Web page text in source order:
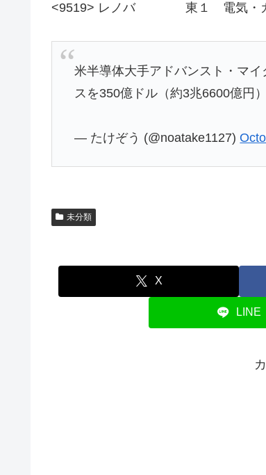
<9519> レノバ 東１ 電気・
米半導体大手アドバンスト・マ
スを350億ドル（約3兆6600億円
— たけぞう (@noatake1127)
未分類
X
LINE